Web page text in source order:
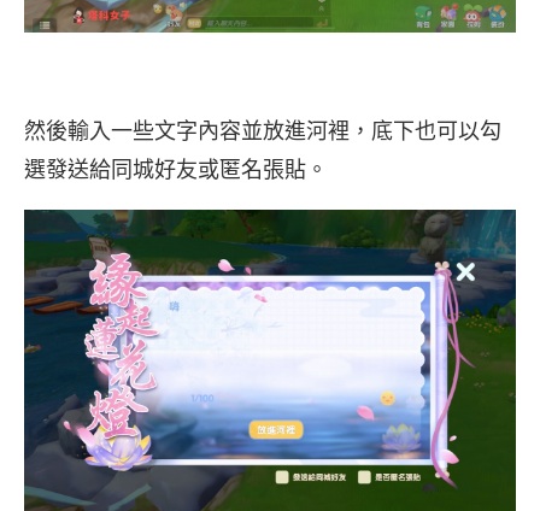
然後輸入一些文字內容並放進河裡，底下也可以勾
選發送給同城好友或匿名張貼。